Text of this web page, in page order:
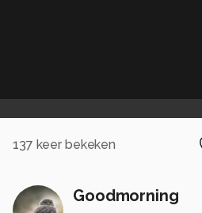
137 keer bekeken
Goodmorning